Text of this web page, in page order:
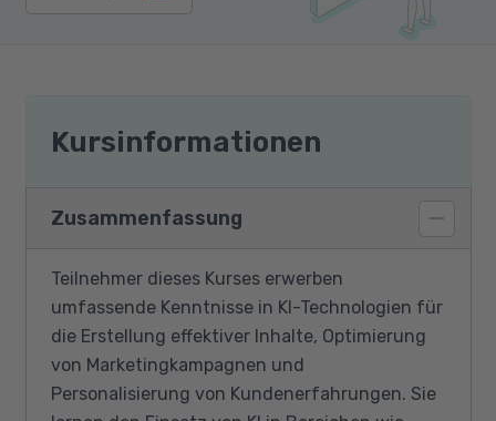
Kursinformationen
Zusammenfassung
Teilnehmer dieses Kurses erwerben
umfassende Kenntnisse in KI-Technologien für
die Erstellung effektiver Inhalte, Optimierung
von Marketingkampagnen und
Personalisierung von Kundenerfahrungen. Sie